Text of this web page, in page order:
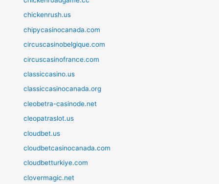
chickenrush.us
chipycasinocanada.com
circuscasinobelgique.com
circuscasinofrance.com
classiccasino.us
classiccasinocanada.org
cleobetra-casinode.net
cleopatraslot.us
cloudbet.us
cloudbetcasinocanada.com
cloudbetturkiye.com
clovermagic.net